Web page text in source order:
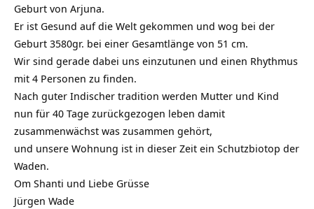
Geburt von Arjuna.
Er ist Gesund auf die Welt gekommen und wog bei der
Geburt 3580gr. bei einer Gesamtlänge von 51 cm.
Wir sind gerade dabei uns einzutunen und einen Rhythmus
mit 4 Personen zu finden.
Nach guter Indischer tradition werden Mutter und Kind
nun für 40 Tage zurückgezogen leben damit
zusammenwächst was zusammen gehört,
und unsere Wohnung ist in dieser Zeit ein Schutzbiotop der
Waden.
Om Shanti und Liebe Grüsse
Jürgen Wade